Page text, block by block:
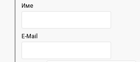
Име
E-Mail